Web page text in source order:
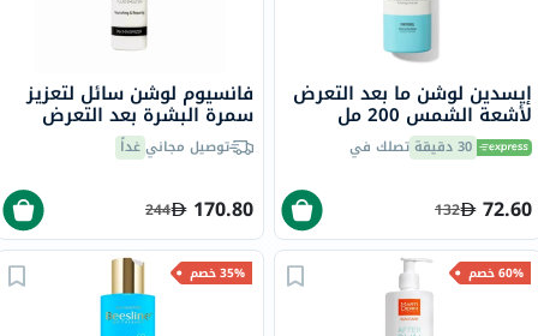
إيسدين لوشن ما بعد التعرض
لأشعة الشمس 200 مل
30 دقيقة تصلك في
72.60
132
فانسيوم لوشن سائل لتعزيز
سمرة البشرة بعد التعرض
لأشعة الشمس 100 مل
توصيل مجانيغداً
170.80
244
60% خصم 35% خصم